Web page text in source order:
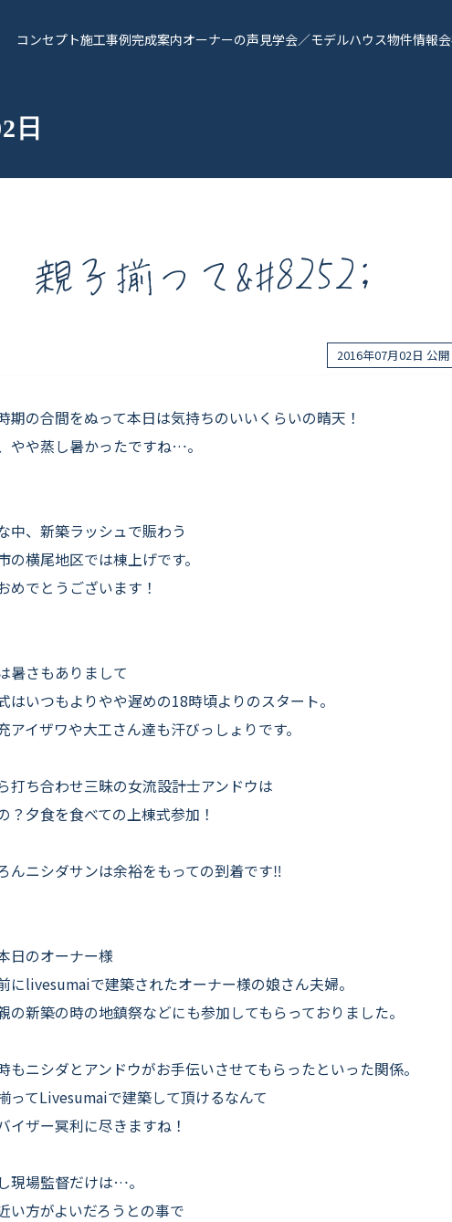
コンセプト施工事例完成案内オーナーの声見学会／モデルハウス物件情報
よくいただくご質問
お役立ちコラム
日
親子揃って&#8252;
2016年07月02日 公開
期の合間をぬって本日は気持ちのいいくらいの晴天！
やや蒸し暑かったですね…。
中、新築ラッシュで賑わう
の横尾地区では棟上げです。
めでとうございます！
暑さもありまして
はいつもよりやや遅めの18時頃よりのスタート。
アイザワや大工さん達も汗びっしょりです。
打ち合わせ三昧の女流設計士アンドウは
？夕食を食べての上棟式参加！
んニシダサンは余裕をもっての到着です‼
日のオーナー様
にlivesumaiで建築されたオーナー様の娘さん夫婦。
の新築の時の地鎮祭などにも参加してもらっておりました。
もニシダとアンドウがお手伝いさせてもらったといった関係。
ってLivesumaiで建築して頂けるなんて
イザー冥利に尽きますね！
現場監督だけは…。
い方がよいだろうとの事で